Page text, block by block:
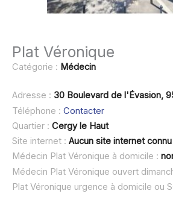
Plat Véronique
Catégorie : Médecin
Adresse : 30 Boulevard de l'Évasion,
Téléphone : Contacter
Quartier : Cergy le Haut
Site internet : Aucun site internet connu
Médecin Plat Véronique à domicile :
Médecin Plat Véronique ouvert
Plat Véronique urgence à domicile ou